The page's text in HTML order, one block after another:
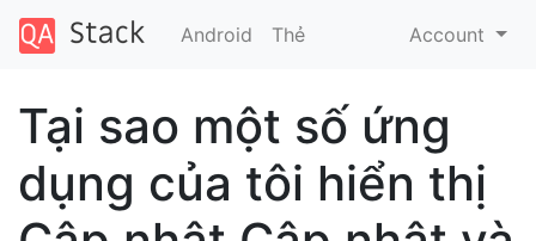
Android Thẻ Account
Tại sao một số ứng
dụng của tôi hiển thị